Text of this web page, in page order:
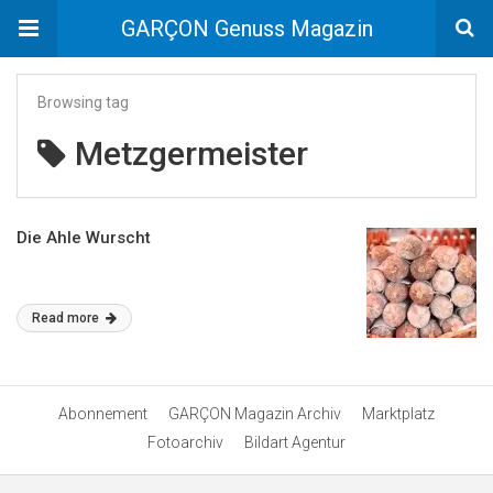
GARÇON Genuss Magazin
Browsing tag
Metzgermeister
Die Ahle Wurscht
Read more
Abonnement GARÇON Magazin Archiv
Marktplatz
Fotoarchiv
Bildart Agentur